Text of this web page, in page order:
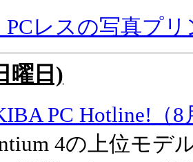
PCレスの写真プリ
曜日)
PC Hotline!（8
4の上位モデ